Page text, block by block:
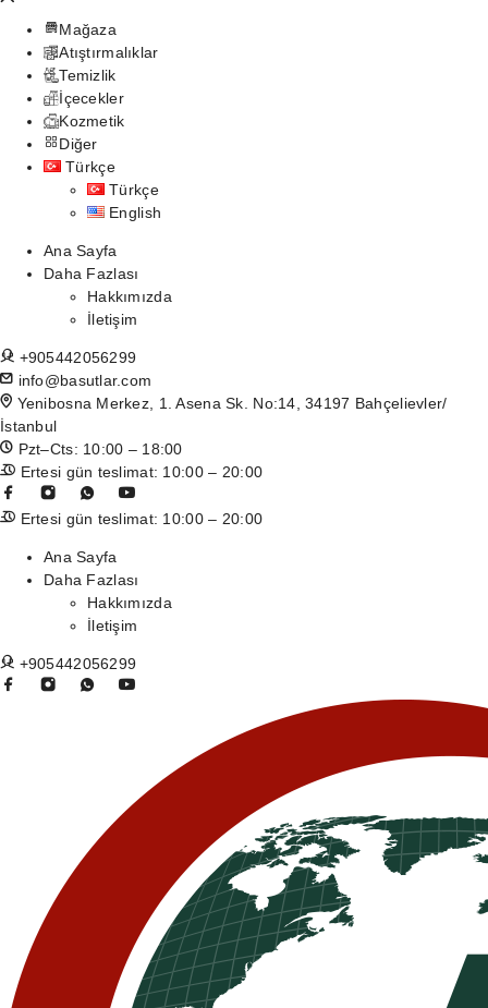
Mağaza
Atıştırmalıklar
Temizlik
İçecekler
Kozmetik
Diğer
Türkçe
Türkçe
English
Ana Sayfa
Daha Fazlası
Hakkımızda
İletişim
+905442056299
info@basutlar.com
Yenibosna Merkez, 1. Asena Sk. No:14, 34197 Bahçelievler/
İstanbul
Pzt–Cts: 10:00 – 18:00
Ertesi gün teslimat: 10:00 – 20:00
Ertesi gün teslimat: 10:00 – 20:00
Ana Sayfa
Daha Fazlası
Hakkımızda
İletişim
+905442056299